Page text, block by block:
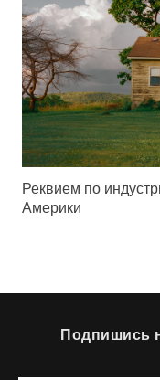
Реквием по
Америки
Подпишись